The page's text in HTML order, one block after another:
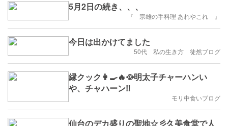
5月2日の続き、、、
『 宗雄の手料理 あれやこれ 』
今日は出かけてました
50代 私の生き方 徒然ブログ
縁クック👩‍🍳🔥🥘明太子チャーハンい
や、チャハーン‼️
モリ中食いブログ
仙台のデカ盛りの聖地☆彡久美食堂で人